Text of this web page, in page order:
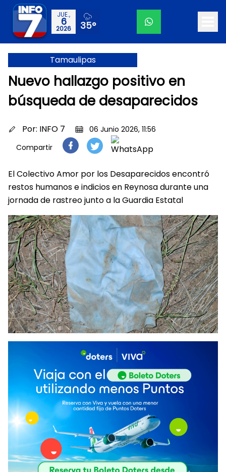
JUE.,
6
2026 35°
Tamaulipas
Nuevo hallazgo positivo en
búsqueda de desaparecidos
Por: INFO 7
06 Junio 2026, 11:56
Compartir
El Colectivo Amor por los Desaparecidos encontró
restos humanos e indicios en Reynosa durante una
jornada de rastreo junto a la Guardia Estatal